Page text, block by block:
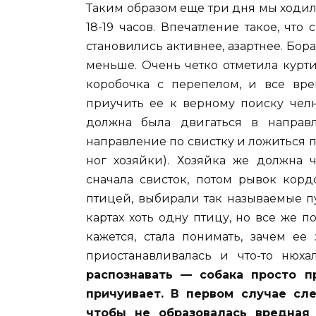
Таким образом еще три дня мы
18-19 часов. Впечатление такое,
становились активнее, азартнее.
меньше. Очень четко отметила
коробочка с перепелом, и все
приучить ее к верному поиску
должна была двигаться в
направление по свистку и ложиться
ног хозяйки). Хозяйка же должна
сначала свисток, потом рывок
птицей, выбирали так называемые
картах хоть одну птицу, но все же
кажется, стала понимать, зачем
приостанавливалась и что-то
распознавать — собака просто
причуивает. В первом случае
чтобы не образовалась